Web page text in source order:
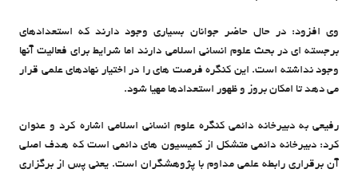
وی افزود: در حال حاضر جوانان بسیاری وجود دارند که استعدادهای
برجسته ای در بحث علوم انسانی اسلامی دارند اما شرایط برای فعالیت آنها
وجود نداشته است. این کنگره فرصت های را در اختیار نهادهای علمی قرار
می دهد تا امکان بروز و ظهور استعدادها مهیا شود.
رفیعی به دبیرخانه دائمی کنگره علوم انسانی اسلامی اشاره کرد و عنوان
کرد: دبیرخانه دائمی متشکل از کمیسیون های دائمی است که هدف اصلی
آن برقراری رابطه علمی مداوم با پژوهشگران است. یعنی پس از برگزاری